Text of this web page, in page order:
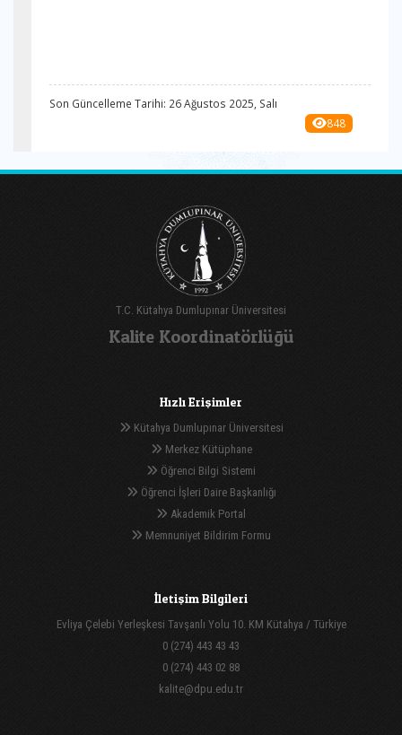
Son Güncelleme Tarihi: 26 Ağustos 2025, Salı
848
T.C. Kütahya Dumlupınar Üniversitesi
Kalite Koordinatörlüğü
Hızlı Erişimler
Kütahya Dumlupınar Üniversitesi
Merkez Kütüphane
Öğrenci Bilgi Sistemi
Öğrenci İşleri Daire Başkanlığı
Akademik Portal
Memnuniyet Bildirim Formu
İletişim Bilgileri
Evliya Çelebi Yerleşkesi Tavşanlı Yolu 10. KM Kütahya / Türkiye
0 (274) 443 43 43
0 (274) 443 02 88
kalite@dpu.edu.tr